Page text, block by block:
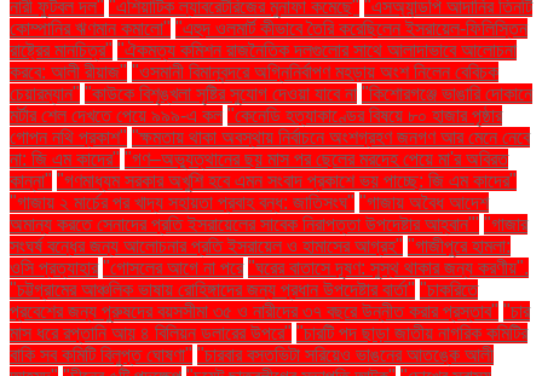
নারী ফুটবল দল" "এশিয়াটিক ল্যাবরেটরিজের মুনাফা কমেছে" "এসঅ্যান্ডপি আদানির তিনটি
কোম্পানির ঋণমান কমালো" "এহুদ ওলমার্ট কীভাবে তৈরি করেছিলেন ইসরায়েল-ফিলিস্তিন
রাষ্ট্রের মানচিত্র" "ঐকমত্য কমিশন রাজনৈতিক দলগুলোর সাথে আলাদাভাবে আলোচনা
করবে: আলী রীয়াজ" "ওসমানী বিমানবন্দরে অগ্নিনির্বাপণ মহড়ায় অংশ নিলেন বেবিচক
চেয়ারম্যান" "কাউকে বিশৃঙ্খলা সৃষ্টির সুযোগ দেওয়া যাবে না "কিশোরগঞ্জে ভাঙারি দোকানে
মর্টার শেল দেখতে পেয়ে ৯৯৯-এ কল "কেনেডি হত্যাকাণ্ডের বিষয়ে ৮০ হাজার পৃষ্ঠার
গোপন নথি প্রকাশ" "ক্ষমতায় থাকা অবস্থায় নির্বাচনে অংশগ্রহণ জনগণ আর মেনে নেবে
না: জি এম কাদের" "গণ–অভ্যুত্থানের ছয় মাস পর ছেলের মরদেহ পেয়ে মা'র অবিরত
কান্না" "গণমাধ্যম সরকার অখুশি হবে এমন সংবাদ প্রকাশে ভয় পাচ্ছে: জি এম কাদের"
"গাজায় ২ মার্চের পর খাদ্য সহায়তা প্রবাহ বন্ধ: জাতিসংঘ" "গাজায় অবৈধ আদেশ
অমান্য করতে সেনাদের প্রতি ইসরায়েলের সাবেক নিরাপত্তা উপদেষ্টার আহ্বান"' "গাজার
সংঘর্ষ বন্ধের জন্য আলোচনার প্রতি ইসরায়েল ও হামাসের আগ্রহ" "গাজীপুরে হামলা:
ওসি প্রত্যাহার "গোসলের আগে না পরে "ঘরের বাতাসে দূষণ: সুস্থ থাকার জন্য করণীয়".
"চট্টগ্রামের আঞ্চলিক ভাষায় রোহিঙ্গাদের জন্য প্রধান উপদেষ্টার বার্তা" "চাকরিতে
প্রবেশের জন্য পুরুষদের বয়সসীমা ৩৫ ও নারীদের ৩৭ বছরে উন্নীত করার প্রস্তাব" "চার
মাস ধরে রপ্তানি আয় ৪ বিলিয়ন ডলারের উপরে" "চারটি পদ ছাড়া জাতীয় নাগরিক কমিটির
বাকি সব কমিটি বিলুপ্ত ঘোষণা" "চারবার বসতভিটা সরিয়েও ভাঙনের আতঙ্কে আলী